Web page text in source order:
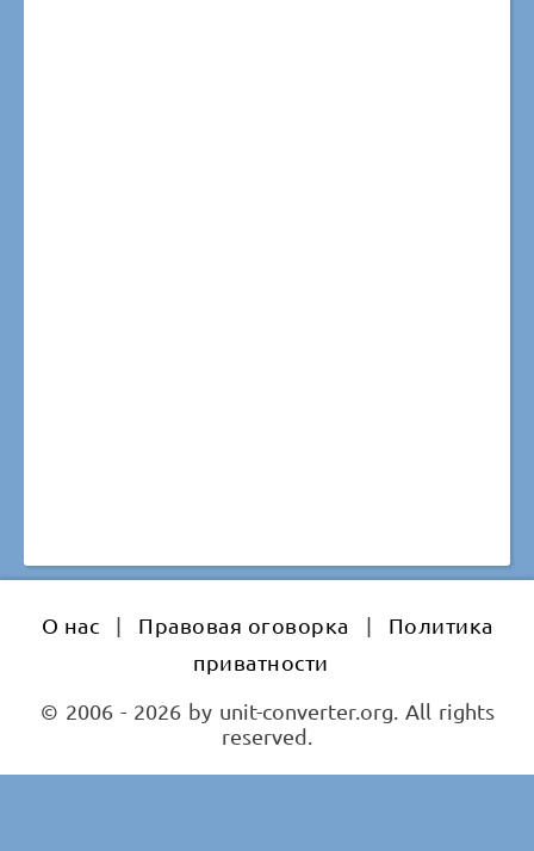
О нас | Правовая оговорка |
Политика
приватности
© 2006 - 2026 by unit-converter.org. All rights
reserved.